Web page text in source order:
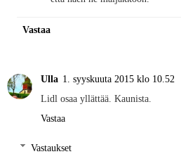
Vastaa
Ulla 1. syyskuuta 2015 klo 10.52
Lidl osaa yllättää. Kaunista.
Vastaa
Vastaukset